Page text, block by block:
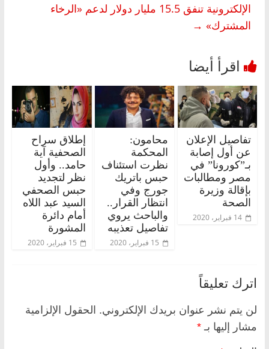
الإلكترونية تنفق 15.5 مليار دولار لدعم «الرخاء
المشترك» →
تفاصيل الإعلان
عن أول إصابة
بـ”كورونا” في
مصر ومطالبات
بإقالة وزيرة
الصحة
14 فبراير، 2020
محامون:
المحكمة
نظرت استئناف
حبس باتريك
جورج وفي
انتظار القرار..
والباحث يروي
تفاصيل تعذيبه
15 فبراير، 2020
إطلاق سراح
الصحفية آية
حامد.. وأول
نظر لتجديد
حبس الصحفي
السيد عبد اللاه
أمام دائرة
المشورة
15 فبراير، 2020
اترك تعليقاً
لن يتم نشر عنوان بريدك الإلكتروني. الحقول الإلزامية
مشار إليها بـ *